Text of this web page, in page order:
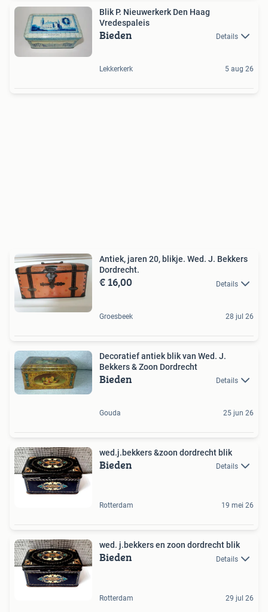
Blik P. Nieuwerkerk Den Haag
Vredespaleis
Bieden Details
Lekkerkerk 5 aug 26
Antiek, jaren 20, blikje. Wed. J. Bekkers
Dordrecht.
€ 16,00 Details
Groesbeek 28 jul 26
Decoratief antiek blik van Wed. J.
Bekkers & Zoon Dordrecht
Bieden Details
Gouda 25 jun 26
wed.j.bekkers &zoon dordrecht blik
Bieden Details
Rotterdam 19 mei 26
wed. j.bekkers en zoon dordrecht blik
Bieden Details
Rotterdam 29 jul 26